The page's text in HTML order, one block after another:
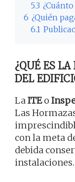
5.3
6 ¿Quién
6.1
¿QUÉ ES
DEL
LaITEo
Las
con la meta
debida
instalaciones.